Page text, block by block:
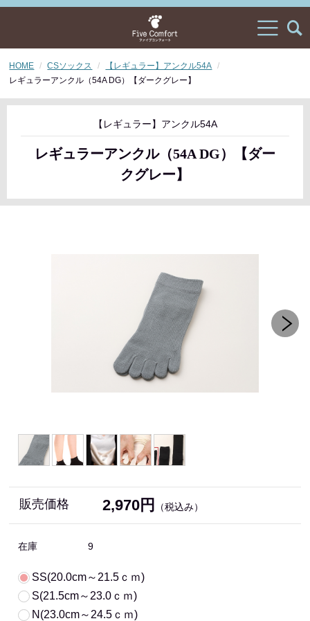
HOME CSソックス
【レギュラー】アンクル54A
レギュラーアンクル（54A DG）【ダークグレー】
【レギュラー】アンクル54A
レギュラーアンクル（54A DG）【ダー
クグレー】
販売価格 2,970円 （税込み）
在庫 9
SS(20.0cm～21.5ｃｍ)
S(21.5cm～23.0ｃｍ)
N(23.0cm～24.5ｃｍ)